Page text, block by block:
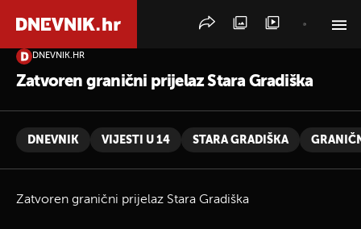
DNEVNIK.HR
Zatvoren granični prijelaz Stara Gradiška
DNEVNIK VIJESTI U 14 STARA GRADIŠKA
Zatvoren granični prijelaz Stara Gradiška